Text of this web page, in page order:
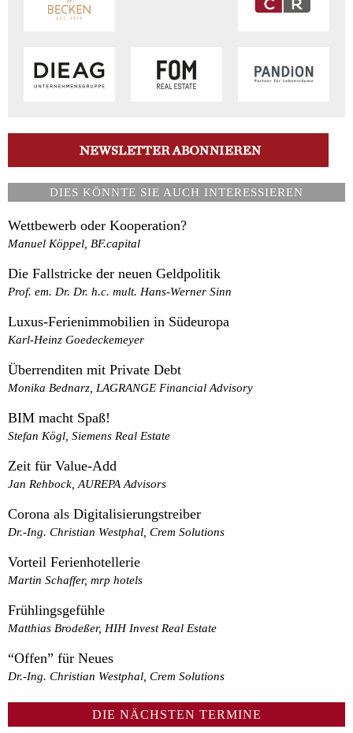
DIES KÖNNTE SIE AUCH INTERESSIEREN
Wettbewerb oder Kooperation?
Manuel Köppel, BF.capital
Die Fallstricke der neuen Geldpolitik
Prof. em. Dr. Dr. h.c. mult. Hans-Werner Sinn
Luxus-Ferienimmobilien in Südeuropa
Karl-Heinz Goedeckemeyer
Überrenditen mit Private Debt
Monika Bednarz, LAGRANGE Financial Advisory
BIM macht Spaß!
Stefan Kögl, Siemens Real Estate
Zeit für Value-Add
Jan Rehbock, AUREPA Advisors
Corona als Digitalisierungstreiber
Dr.-Ing. Christian Westphal, Crem Solutions
Vorteil Ferienhotellerie
Martin Schaffer, mrp hotels
Frühlingsgefühle
Matthias Brodeßer, HIH Invest Real Estate
“Offen” für Neues
Dr.-Ing. Christian Westphal, Crem Solutions
DIE NÄCHSTEN TERMINE